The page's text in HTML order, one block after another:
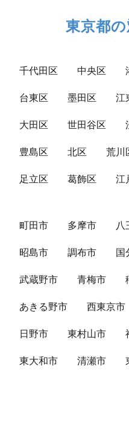
東京都
千代田区 中央区
台東区 墨田区 江
大田区 世田谷区
豊島区 北区 荒川
足立区 葛飾区 江
町田市 多摩市 八
昭島市 調布市 国
武蔵野市 青梅市
あきる野市 西東京市
日野市 東村山市
東大和市 清瀬市